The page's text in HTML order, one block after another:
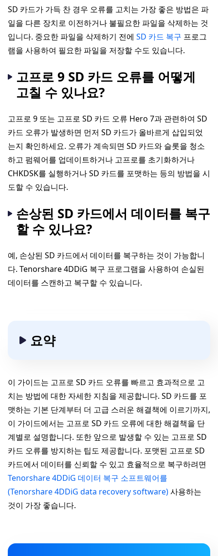
SD 카드가 가득 찬 경우 오류를 고치는 가장 좋은 방법은 파
일을 다른 장치로 이전하거나 불필요한 파일을 삭제하는 것
입니다. 중요한 파일을 삭제하기 전에 SD 카드 복구 프로그
램을 사용하여 필요한 파일을 저장할 수도 있습니다.
고프로 9 SD 카드 오류를 어떻게
고칠 수 있나요?
고프로 9 또는 고프로 SD 카드 오류 Hero 7과 관련하여 SD
카드 오류가 발생하면 먼저 SD 카드가 올바르게 삽입되었
는지 확인하세요. 오류가 계속되면 SD 카드와 슬롯을 청소
하고 펌웨어를 업데이트하거나 고프로를 초기화하거나
CHKDSK를 실행하거나 SD 카드를 포맷하는 등의 방법을 시
도할 수 있습니다.
손상된 SD 카드에서 데이터를 복구
할 수 있나요?
예, 손상된 SD 카드에서 데이터를 복구하는 것이 가능합니
다. Tenorshare 4DDiG 복구 프로그램을 사용하여 손실된
데이터를 스캔하고 복구할 수 있습니다.
요약
이 가이드는 고프로 SD 카드 오류를 빠르고 효과적으로 고
치는 방법에 대한 자세한 지침을 제공합니다. SD 카드를 포
맷하는 기본 단계부터 더 고급 스러운 해결책에 이르기까지,
이 가이드에서는 고프로 SD 카드 오류에 대한 해결책을 단
계별로 설명합니다. 또한 앞으로 발생할 수 있는 고프로 SD
카드 오류를 방지하는 팁도 제공합니다. 포맷된 고프로 SD
카드에서 데이터를 신뢰할 수 있고 효율적으로 복구하려면
Tenorshare 4DDiG 데이터 복구 소프트웨어를
(Tenorshare 4DDiG data recovery software)사용하는
것이 가장 좋습니다.